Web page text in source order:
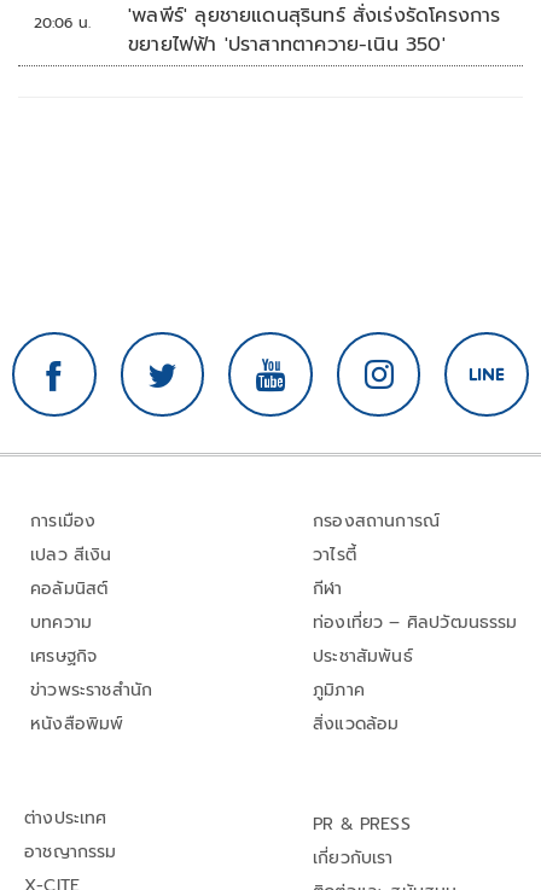
20:06 น.
'พลพีร์' ลุยชายแดนสุรินทร์ สั่งเร่งรัดโครงการ
ขยายไฟฟ้า 'ปราสาทตาควาย-เนิน 350'
การเมือง
เปลว สีเงิน
คอลัมนิสต์
บทความ
เศรษฐกิจ
ข่าวพระราชสำนัก
หนังสือพิมพ์
กรองสถานการณ์
วาไรตี้
กีฬา
ท่องเที่ยว – ศิลปวัฒนธรรม
ประชาสัมพันธ์
ภูมิภาค
สิ่งแวดล้อม
ต่างประเทศ
อาชญากรรม
PR & PRESS
เกี่ยวกับเรา